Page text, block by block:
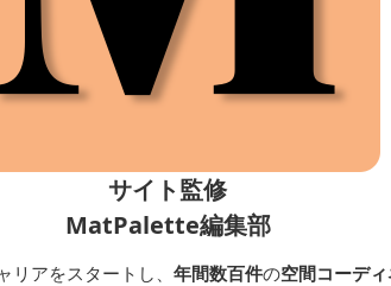
サイト監修
MatPalette編集部
アをスタートし、 年間数百件の空間コーディ